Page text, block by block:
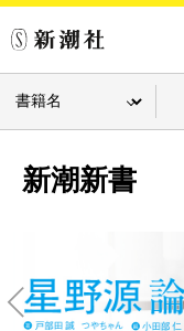
新潮新書